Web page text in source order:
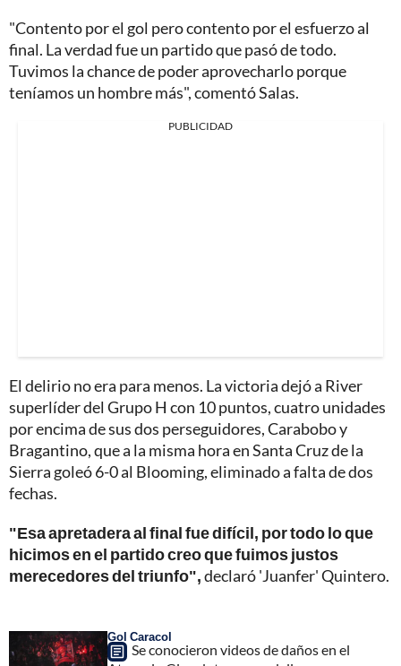
"Contento por el gol pero contento por el esfuerzo al
final. La verdad fue un partido que pasó de todo.
Tuvimos la chance de poder aprovecharlo porque
teníamos un hombre más", comentó Salas.
PUBLICIDAD
El delirio no era para menos. La victoria dejó a River
superlíder del Grupo H con 10 puntos, cuatro unidades
por encima de sus dos perseguidores, Carabobo y
Bragantino, que a la misma hora en Santa Cruz de la
Sierra goleó 6-0 al Blooming, eliminado a falta de dos
fechas.
"Esa apretadera al final fue difícil, por todo lo que
hicimos en el partido creo que fuimos justos
merecedores del triunfo",declaró 'Juanfer' Quintero.
Gol Caracol
Se conocieron videos de daños en el